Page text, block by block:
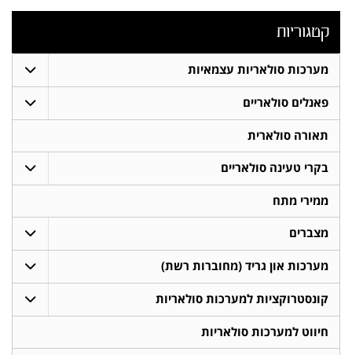
קטגוריות
מערכות סולאריות עצמאיות
פאנלים סולאריים
תאורה סולארית
בקרי טעינה סולאריים
ממירי מתח
מצברים
מערכות און גריד (מחוברות רשת)
קונסטרוקציות למערכות סולאריות
חיווט למערכות סולאריות